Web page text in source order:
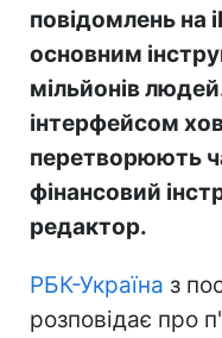
повідомлень на
основним
мільйонів
інтерфейсом
перетворюють
фінансовий
редактор.
РБК-Україна з
розповідає про